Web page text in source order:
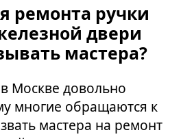
ремонта ручки
двери
мастера?
Москве довольно
многие обращаются к
мастера на ремонт